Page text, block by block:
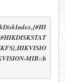
MIB::h